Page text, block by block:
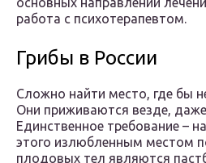
работа с психотерапевтом.
Грибы в России
Сложно найти место, где бы
Они приживаются везде,
Единственное требование –
этого излюбленным местом
плодовых тел являются